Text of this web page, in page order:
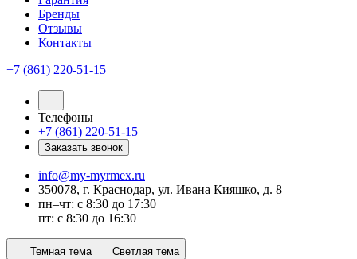
Бренды
Отзывы
Контакты
+7 (861) 220-51-15
Телефоны
+7 (861) 220-51-15
Заказать звонок
info@my-myrmex.ru
350078, г. Краснодар, ул. Ивана Кияшко, д. 8
пн–чт: с 8:30 до 17:30
пт: с 8:30 до 16:30
Темная тема Светлая тема